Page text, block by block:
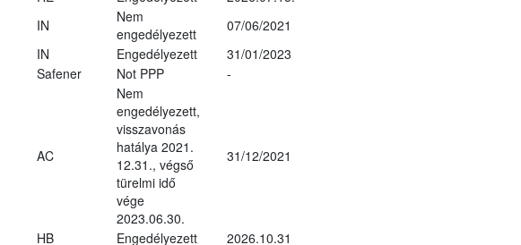
IN
Nem
engedélyezett
07/06/2021
IN Engedélyezett
31/01/2023
Safener Not PPP -
AC
Nem
engedélyezett,
visszavonás
hatálya 2021.
12.31., végső
türelmi idő
vége
2023.06.30.
31/12/2021
HB Engedélyezett 2026.10.31